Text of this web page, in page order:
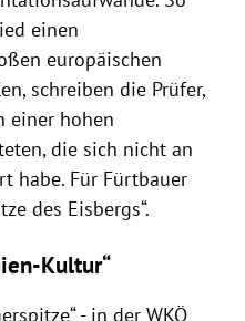
einen
europäischen
schreiben die Prüfer,
einer hohen
die sich nicht an
habe. Für Fürtbauer
des Eisbergs“.
Kultur“
- in der WKÖ